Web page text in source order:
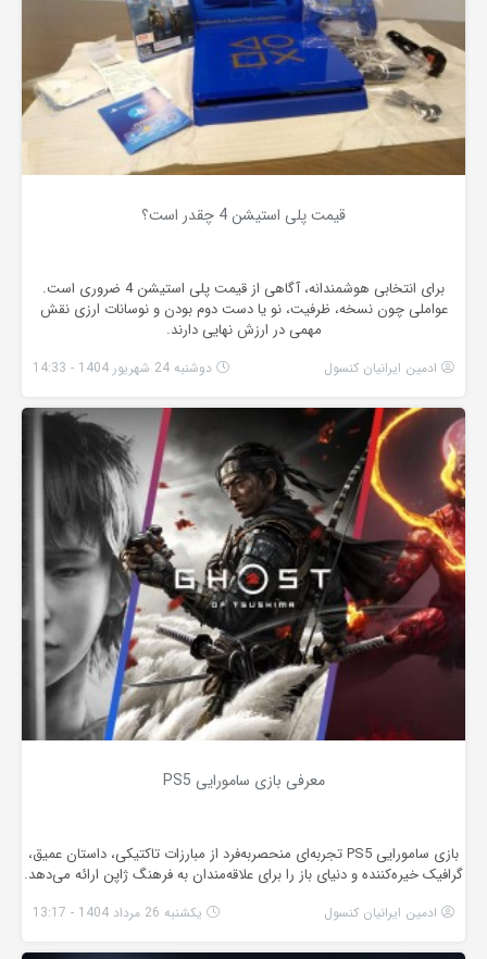
قیمت پلی استیشن 4 چقدر است؟
برای انتخابی هوشمندانه، آگاهی از قیمت پلی استیشن 4 ضروری است.
عواملی چون نسخه، ظرفیت، نو یا دست دوم بودن و نوسانات ارزی نقش
مهمی در ارزش نهایی دارند.
ادمین ایرانیان کنسول دوشنبه 24 شهریور 1404 - 14:33
معرفی بازی سامورایی PS5
بازی سامورایی PS5 تجربه‌ای منحصربه‌فرد از مبارزات تاکتیکی، داستان عمیق،
گرافیک خیره‌کننده و دنیای باز را برای علاقه‌مندان به فرهنگ ژاپن ارائه می‌دهد.
ادمین ایرانیان کنسول یکشنبه 26 مرداد 1404 - 13:17